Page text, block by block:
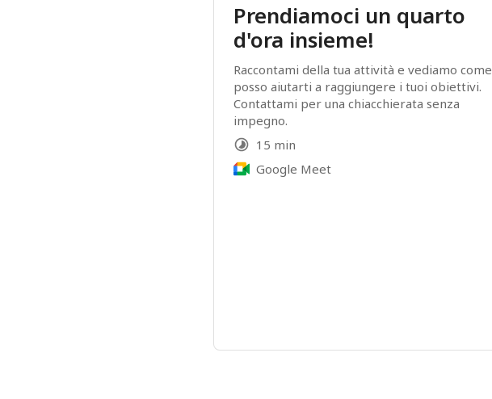
Prendiamoci un quarto
d'ora insieme!
Raccontami della tua attività e vediamo come
posso aiutarti a raggiungere i tuoi obiettivi.
Contattami per una chiacchierata senza
impegno.
15 min
Google Meet